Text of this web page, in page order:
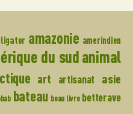
amazonie amerindien
du sudanimal
art artisanat asie
bateau beau livre betterave